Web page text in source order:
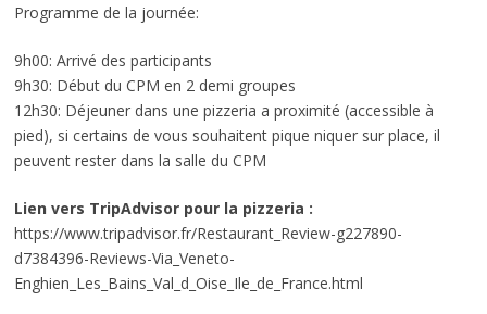
Programme de la journée:
9h00: Arrivé des participants
9h30: Début du CPM en 2 demi groupes
12h30: Déjeuner dans une pizzeria a proximité (accessible à
pied), si certains de vous souhaitent pique niquer sur place, il
peuvent rester dans la salle du CPM
Lien vers TripAdvisor pour la pizzeria :
https://www.tripadvisor.fr/Restaurant_Review-g227890-
d7384396-Reviews-Via_Veneto-
Enghien_Les_Bains_Val_d_Oise_Ile_de_France.html